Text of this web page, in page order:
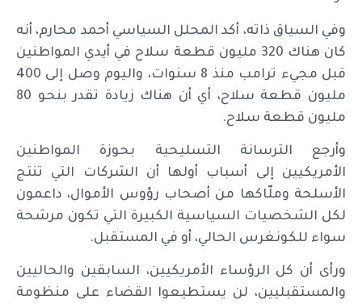
وفي السياق ذاته، أكد المحلل السياسي أحمد محارم، أنه
كان هناك 320 مليون قطعة سلاح في أيدي المواطنين
قبل مجيء ترامب منذ 8 سنوات، واليوم وصل إلى 400
مليون قطعة سلاح، أي أن هناك زيادة تقدر بنحو 80
مليون قطعة سلاح.
وأرجع الترسانة التسليحية بحوزة المواطنين
الأمريكيين إلى أسباب أولها أن الشركات التي تنتج
الأسلحة وملّاكها من أصحاب رؤوس الأموال، داعمون
لكل الشخصيات السياسية الكبيرة التي تكون مرشحة
سواء للكونغرس الحالي، أو في المستقبل.
ورأى أن كل الرؤساء الأمريكيين، السابقين والحاليين
والمستقبليين، لن يستطيعوا القضاء على منظومة